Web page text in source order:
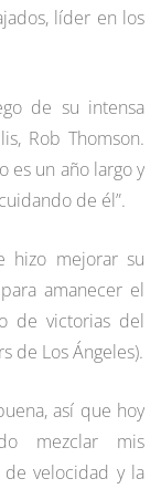
líder en los
de su intensa
Rob Thomson.
es un año largo y
de él”.
hizo mejorar su
amanecer el
de victorias del
de Los Ángeles).
así que hoy
mezclar mis
de velocidad y la